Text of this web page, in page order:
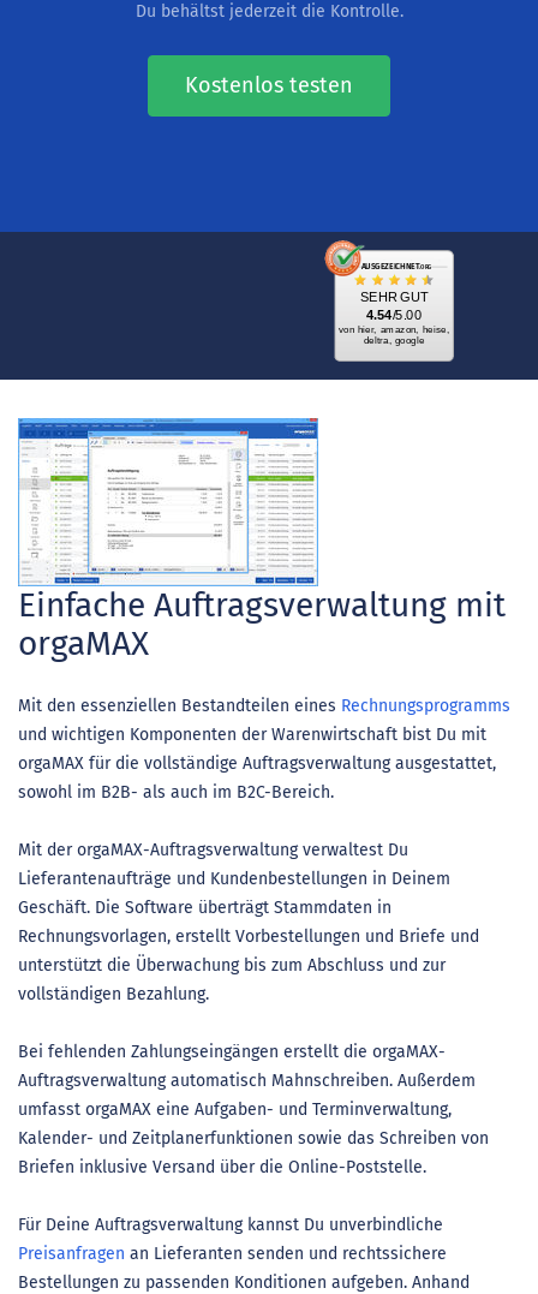
Du behältst jederzeit die Kontrolle.
Kostenlos testen
AUSGEZEICHNET.ORG
SEHR GUT
4.54/5.00
von hier, amazon, heise,
deltra, google
Einfache Auftragsverwaltung mit
orgaMAX
Mit den essenziellen Bestandteilen eines Rechnungsprogramms
und wichtigen Komponenten der Warenwirtschaft bist Du mit
orgaMAX für die vollständige Auftragsverwaltung ausgestattet,
sowohl im B2B- als auch im B2C-Bereich.
Mit der orgaMAX-Auftragsverwaltung verwaltest Du
Lieferantenaufträge und Kundenbestellungen in Deinem
Geschäft. Die Software überträgt Stammdaten in
Rechnungsvorlagen, erstellt Vorbestellungen und Briefe und
unterstützt die Überwachung bis zum Abschluss und zur
vollständigen Bezahlung.
Bei fehlenden Zahlungseingängen erstellt die orgaMAX-
Auftragsverwaltung automatisch Mahnschreiben. Außerdem
umfasst orgaMAX eine Aufgaben- und Terminverwaltung,
Kalender- und Zeitplanerfunktionen sowie das Schreiben von
Briefen inklusive Versand über die Online-Poststelle.
Für Deine Auftragsverwaltung kannst Du unverbindliche
Preisanfragen an Lieferanten senden und rechtssichere
Bestellungen zu passenden Konditionen aufgeben. Anhand